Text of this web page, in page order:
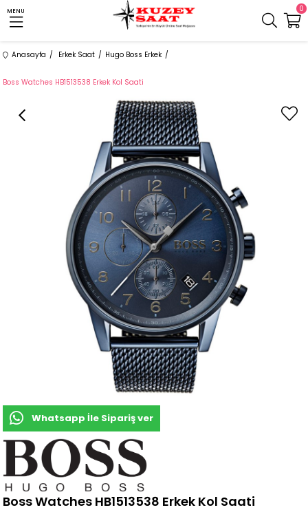
MENU 0
Anasayfa Erkek Saat Hugo Boss Erkek
Boss Watches HB1513538 Erkek Kol Saati
Whatsapp İle Sipariş ver
Boss Watches HB1513538 Erkek Kol Saati